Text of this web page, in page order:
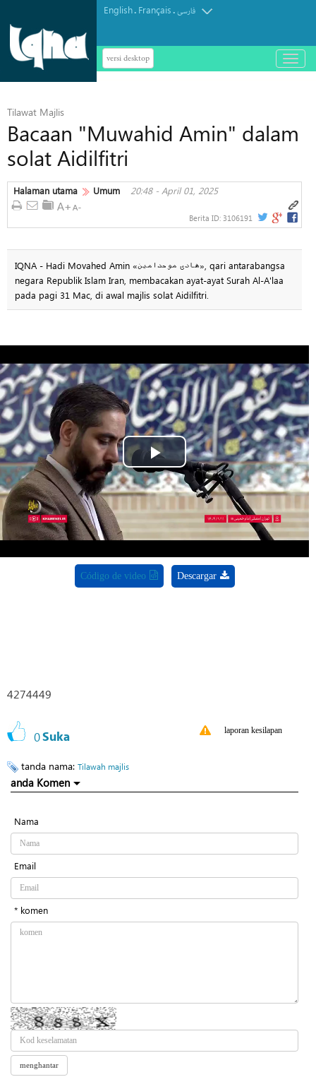
English. Français.فارسی
versi desktop
باز
و
Tilawat Majlis
Bacaan "Muwahid Amin" dalam
solat Aidilfitri
Halaman utama Umum 20:48 - April 01, 2025
Berita ID: 3106191
IQNA - Hadi Movahed Amin «هادی موحدامین», qari antarabangsa
negara Republik Islam Iran, membacakan ayat-ayat Surah Al-A'laa
pada pagi 31 Mac, di awal majlis solat Aidilfitri.
Play
Video
Código de video Descargar
4274449
0Suka laporan kesilapan
tanda nama: Tilawah majlis
anda Komen
Nama
Email
* komen